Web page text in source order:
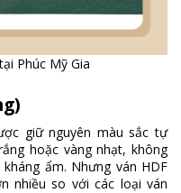
Phúc Mỹ Gia
giữ nguyên màu sắc tự
hoặc vàng nhạt, không
ẩm. Nhưng ván HDF
nhiều so với các loại ván